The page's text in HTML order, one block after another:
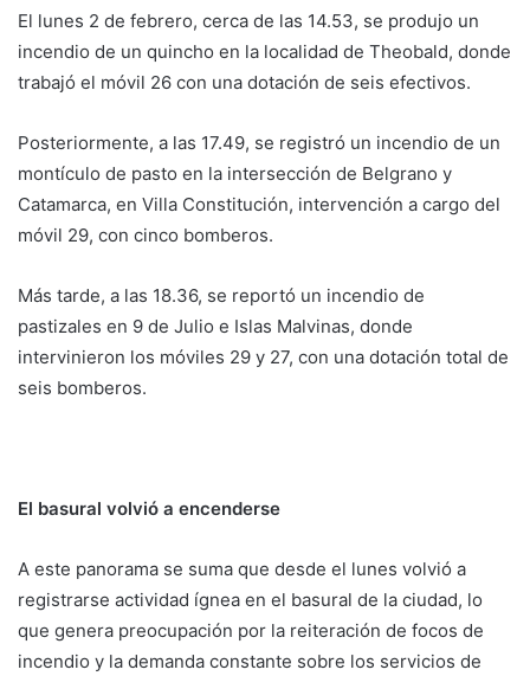
El lunes 2 de febrero, cerca de las 14.53, se produjo un
incendio de un quincho en la localidad de Theobald, donde
trabajó el móvil 26 con una dotación de seis efectivos.
Posteriormente, a las 17.49, se registró un incendio de un
montículo de pasto en la intersección de Belgrano y
Catamarca, en Villa Constitución, intervención a cargo del
móvil 29, con cinco bomberos.
Más tarde, a las 18.36, se reportó un incendio de
pastizales en 9 de Julio e Islas Malvinas, donde
intervinieron los móviles 29 y 27, con una dotación total de
seis bomberos.
El basural volvió a encenderse
A este panorama se suma que desde el lunes volvió a
registrarse actividad ígnea en el basural de la ciudad, lo
que genera preocupación por la reiteración de focos de
incendio y la demanda constante sobre los servicios de